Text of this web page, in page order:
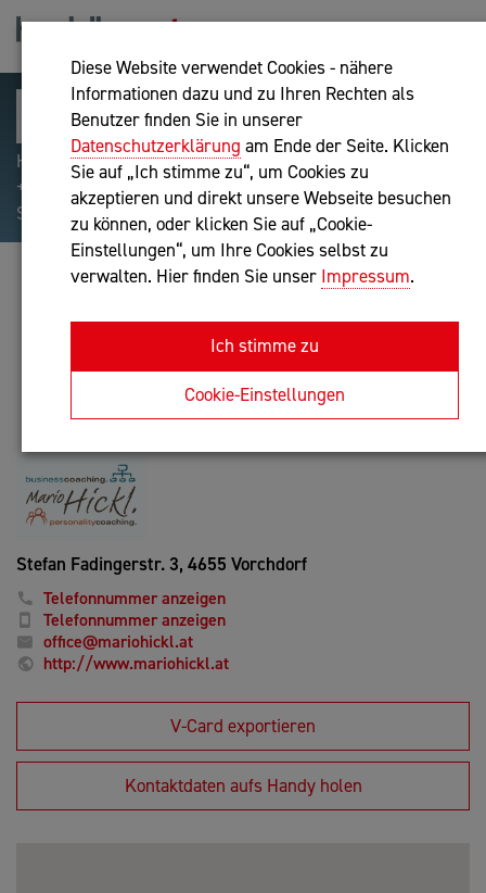
Diese Website verwendet Cookies - nähere
Informationen dazu und zu Ihren Rechten als
Benutzer finden Sie in unserer
Datenschutzerklärung am Ende der Seite. Klicken
Sie auf „Ich stimme zu“, um Cookies zu
akzeptieren und direkt unsere Webseite besuchen
zu können, oder klicken Sie auf „Cookie-
Einstellungen“, um Ihre Cookies selbst zu
verwalten. Hier finden Sie unser Impressum.
Ich stimme zu
Cookie-Einstellungen
Hilfreiche Suchparameter: Begriff einschließen:
+webshop, Begriff ausschließen: -webshop, Exakter
Suchbegriff: "internet of things"
MARIO HICKL
Unternehmensberatung, IT-Dienstleistung
Anfrage oder Rückruf
Stefan Fadingerstr. 3, 4655 Vorchdorf
Telefonnummer anzeigen
Telefonnummer anzeigen
office@mariohickl.at
http://www.mariohickl.at
V-Card exportieren
Kontaktdaten aufs Handy holen